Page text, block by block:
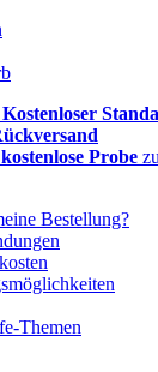
Probe
Bestellung?
Themen